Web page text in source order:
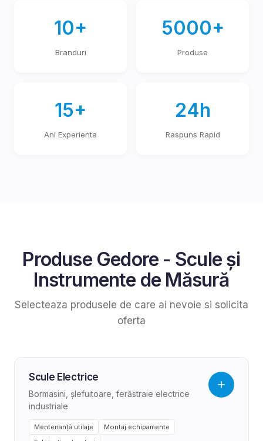
10+
Branduri
5000+
Produse
15+
Ani Experienta
24h
Raspuns Rapid
Produse Gedore- Scule și
Instrumente de Măsură
Selecteaza produsele de care ai nevoie si solicita
oferta
Scule Electrice
Bormasini, șlefuitoare, ferăstraie electrice
industriale
Mentenanță utilaje
Montaj echipamente